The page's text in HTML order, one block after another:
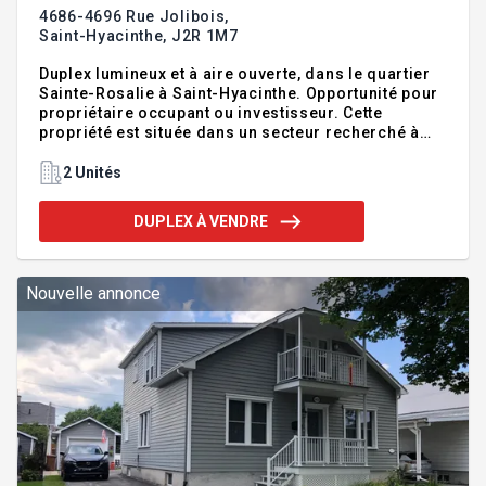
4686-4696 Rue Jolibois,
Saint-Hyacinthe, J2R 1M7
Duplex lumineux et à aire ouverte, dans le quartier
Sainte-Rosalie à Saint-Hyacinthe. Opportunité pour
propriétaire occupant ou investisseur. Cette
propriété est située dans un secteur recherché à
parc, piste cyclable et commerces. Addenda
Sainte-Rosalie à Saint-Hyacinthe. Opportunité pour
propriétaire occupant ou investisseur. Cette
parc, piste cyclable et commerces. Le sous-sol e
2 Unités
DUPLEX À VENDRE
Nouvelle annonce